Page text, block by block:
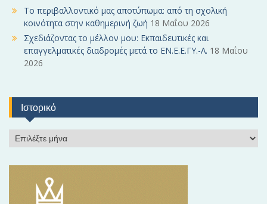
Το περιβαλλοντικό μας αποτύπωμα: από τη σχολική
κοινότητα στην καθημερινή ζωή 18 Μαΐου 2026
Σχεδιάζοντας το μέλλον μου: Εκπαιδευτικές και
επαγγελματικές διαδρομές μετά το ΕΝ.Ε.Ε.ΓΥ.-Λ. 18 Μαΐου
2026
Ιστορικό